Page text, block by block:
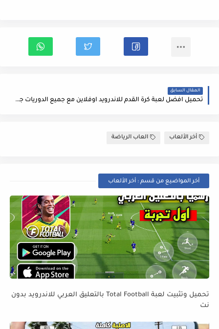
المقال السابق
تحميل افضل لعبة كرة القدم للاندرويد اوفلاين مع جميع الدوريات جرافيكس رهيب
أخر الألعاب العاب الرياضة
أخر المواضيع من قسم : أخر الألعاب
تحميل وتثبيت لعبة Total Football بالتعليق العربي للاندرويد بدون
نت